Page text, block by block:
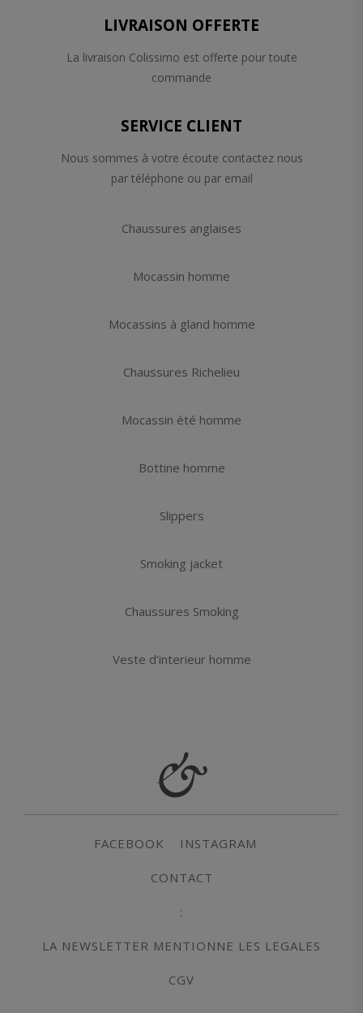
LIVRAISON OFFERTE
La livraison Colissimo est offerte pour toute
commande
SERVICE CLIENT
Nous sommes à votre écoute contactez nous
par téléphone ou par email
Chaussures anglaises
Mocassin homme
Mocassins à gland homme
Chaussures Richelieu
Mocassin été homme
Bottine homme
Slippers
Smoking jacket
Chaussures Smoking
Veste d'interieur homme
FACEBOOK INSTAGRAM
CONTACT
:
LA NEWSLETTER MENTIONNE LES LEGALES
CGV